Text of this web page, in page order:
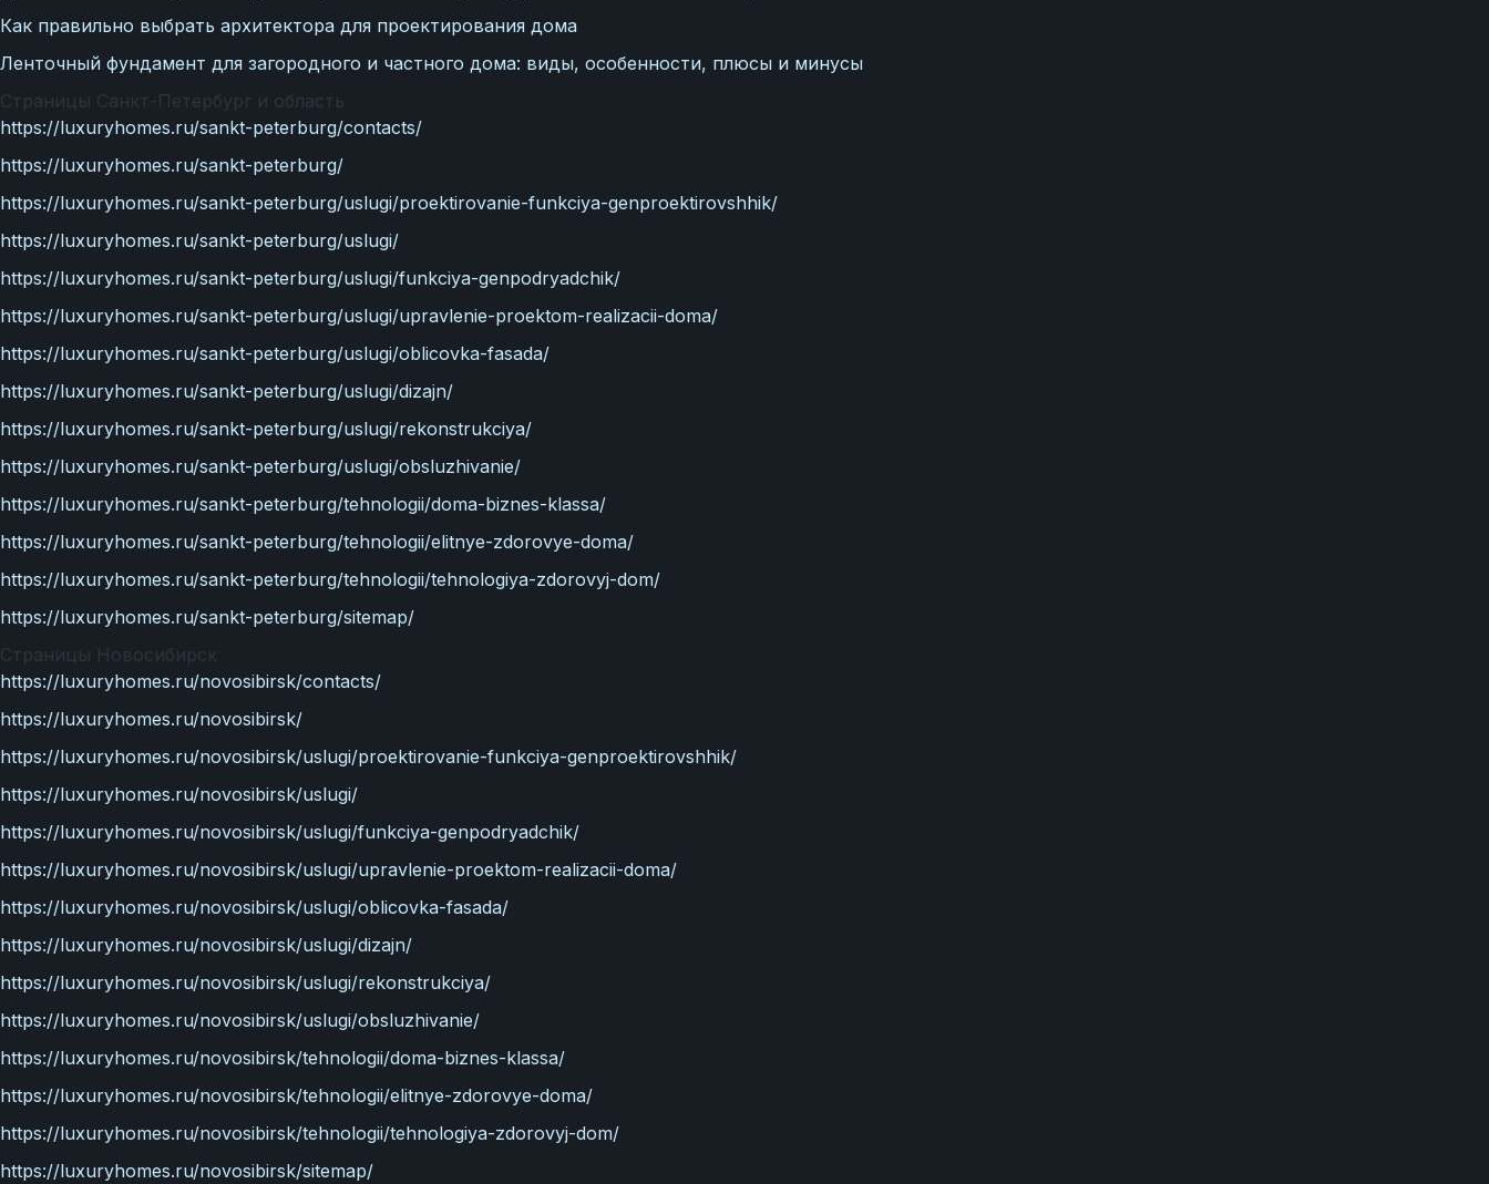
Как правильно выбрать архитектора для проектирования дома
Ленточный фундамент для загородного и частного дома: виды, особенности, плюсы и минусы
Страницы Санкт-Петербург и область
https://luxuryhomes.ru/sankt-peterburg/contacts/
https://luxuryhomes.ru/sankt-peterburg/
https://luxuryhomes.ru/sankt-peterburg/uslugi/proektirovanie-funkciya-genproektirovshhik/
https://luxuryhomes.ru/sankt-peterburg/uslugi/
https://luxuryhomes.ru/sankt-peterburg/uslugi/funkciya-genpodryadchik/
https://luxuryhomes.ru/sankt-peterburg/uslugi/upravlenie-proektom-realizacii-doma/
https://luxuryhomes.ru/sankt-peterburg/uslugi/oblicovka-fasada/
https://luxuryhomes.ru/sankt-peterburg/uslugi/dizajn/
https://luxuryhomes.ru/sankt-peterburg/uslugi/rekonstrukciya/
https://luxuryhomes.ru/sankt-peterburg/uslugi/obsluzhivanie/
https://luxuryhomes.ru/sankt-peterburg/tehnologii/doma-biznes-klassa/
https://luxuryhomes.ru/sankt-peterburg/tehnologii/elitnye-zdorovye-doma/
https://luxuryhomes.ru/sankt-peterburg/tehnologii/tehnologiya-zdorovyj-dom/
https://luxuryhomes.ru/sankt-peterburg/sitemap/
Страницы Новосибирск
https://luxuryhomes.ru/novosibirsk/contacts/
https://luxuryhomes.ru/novosibirsk/
https://luxuryhomes.ru/novosibirsk/uslugi/proektirovanie-funkciya-genproektirovshhik/
https://luxuryhomes.ru/novosibirsk/uslugi/
https://luxuryhomes.ru/novosibirsk/uslugi/funkciya-genpodryadchik/
https://luxuryhomes.ru/novosibirsk/uslugi/upravlenie-proektom-realizacii-doma/
https://luxuryhomes.ru/novosibirsk/uslugi/oblicovka-fasada/
https://luxuryhomes.ru/novosibirsk/uslugi/dizajn/
https://luxuryhomes.ru/novosibirsk/uslugi/rekonstrukciya/
https://luxuryhomes.ru/novosibirsk/uslugi/obsluzhivanie/
https://luxuryhomes.ru/novosibirsk/tehnologii/doma-biznes-klassa/
https://luxuryhomes.ru/novosibirsk/tehnologii/elitnye-zdorovye-doma/
https://luxuryhomes.ru/novosibirsk/tehnologii/tehnologiya-zdorovyj-dom/
https://luxuryhomes.ru/novosibirsk/sitemap/